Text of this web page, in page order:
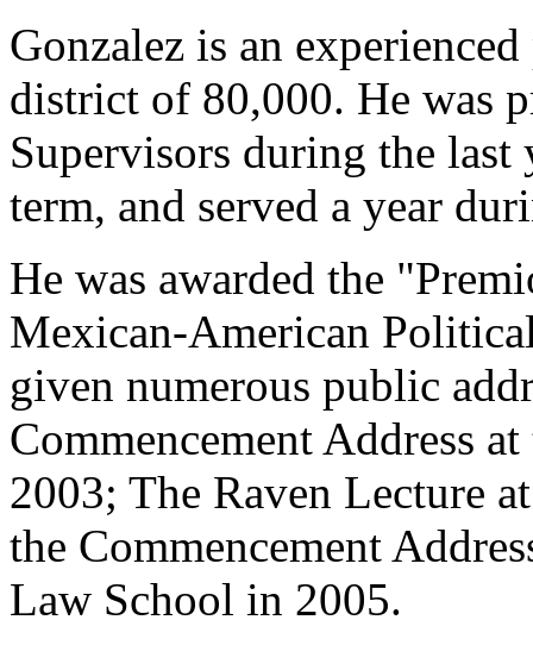
Gonzalez is an
district of 80,000. He was
Supervisors during the
term, and served a year
He was awarded the
Mexican-American
given numerous public
Commencement Address
2003; The Raven Lecture
the Commencement
Law School in 2005.